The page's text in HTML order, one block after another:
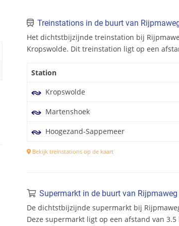
Treinstations in de buurt van
Het dichtstbijzijnde treinstation bij
Kropswolde. Dit treinstation ligt op een
Station
Kropswolde
Martenshoek
Hoogezand-Sappemeer
Bekijk treinstations op de kaart
Supermarkt in de buurt van
De dichtstbijzijnde supermarkt bij
Deze supermarkt ligt op een afstand van 3.5